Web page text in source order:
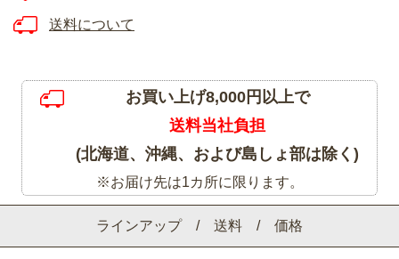
ラインアップ / 送料 / 価格
送料について
お買い上げ8,000円以上で
送料当社負担
(北海道、沖縄、および島しょ部は除く)
※お届け先は1カ所に限ります。